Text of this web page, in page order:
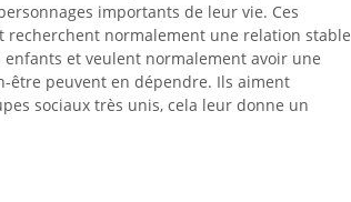
importants de leur vie. Ces
recherchent normalement une relation stable
et veulent normalement avoir une
être peuvent en dépendre. Ils aiment
sociaux très unis, cela leur donne un